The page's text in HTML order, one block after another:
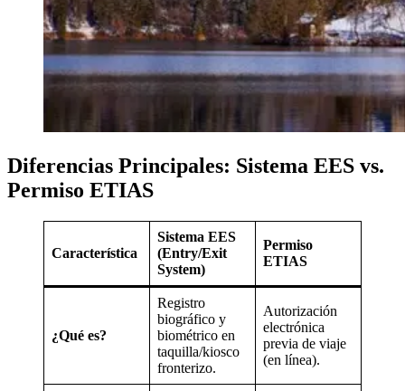
Diferencias Principales: Sistema EES vs.
Permiso ETIAS
Característica
Sistema EES
(Entry/Exit
System)
Permiso
ETIAS
¿Qué es?
Registro
biográfico y
biométrico en
taquilla/kiosco
fronterizo.
Autorización
electrónica
previa de viaje
(en línea).